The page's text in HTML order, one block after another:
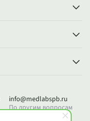
info@medlabspb.ru
По другим вопросам